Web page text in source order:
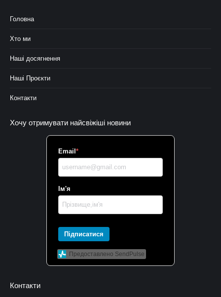
Головна
Хто ми
Наші досягнення
Наші Проєкти
Контакти
Хочу отримувати найсвіжіші новини
Email *
Ім'я
Підписатися
Предоставлено SendPulse
Контакти